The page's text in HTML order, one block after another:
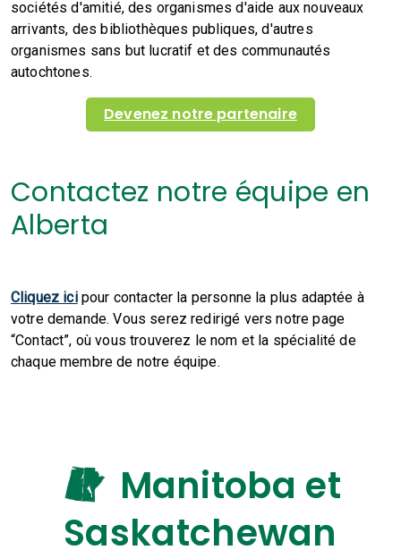
sociétés d'amitié, des organismes d'aide aux nouveaux
arrivants, des bibliothèques publiques, d'autres
organismes sans but lucratif et des communautés
autochtones.
Devenez notre partenaire
Contactez notre équipe en
Alberta
Cliquez icipour contacter la personne la plus adaptée à
votre demande. Vous serez redirigé vers notre page
“Contact”, où vous trouverez le nom et la spécialité de
chaque membre de notre équipe.
Manitoba et
Saskatchewan